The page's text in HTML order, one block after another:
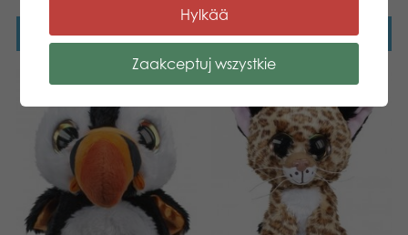
Dowiedz się więcej Dowiedz się więcej
Hylkää
Zaakceptuj wszystkie